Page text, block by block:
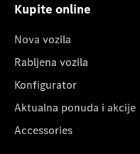
Kupite online
Nova vozila
Rabljena vozila
Konfigurator
Aktualna ponuda i akcije
Accessories